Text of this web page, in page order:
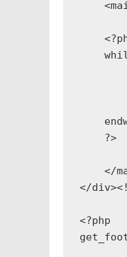
<main
while
// 你
?>
</
</
<?php